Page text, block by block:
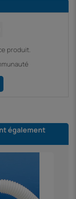
produit.
également